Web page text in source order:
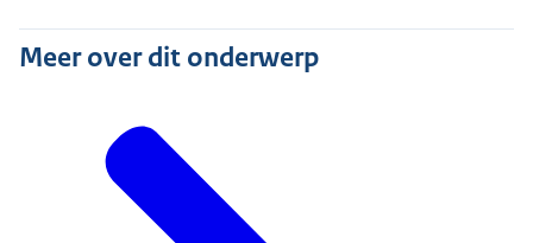
Meer over dit onderwerp